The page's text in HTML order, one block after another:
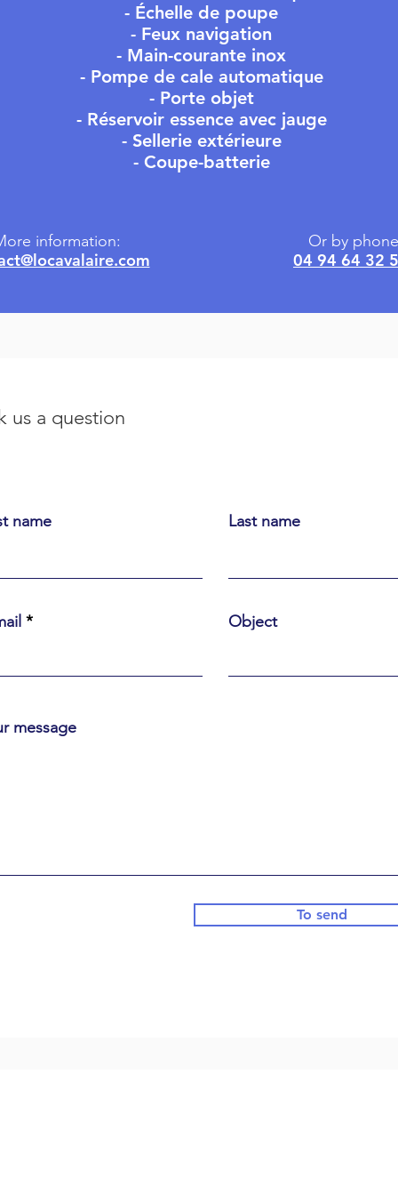
- Échelle de poupe
- Feux navigation
- Main-courante inox
- Pompe de cale automatique
- Porte objet
- Réservoir essence avec jauge
- Sellerie extérieure
- Coupe-batterie
information: Or by
04 94 64 32
us a question
name Last name
Object
message
To send